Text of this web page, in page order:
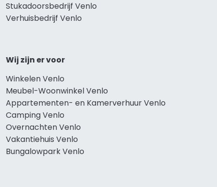
Stukadoorsbedrijf Venlo
Verhuisbedrijf Venlo
Wij zijn er voor
Winkelen Venlo
Meubel-Woonwinkel Venlo
Appartementen- en Kamerverhuur Venlo
Camping Venlo
Overnachten Venlo
Vakantiehuis Venlo
Bungalowpark Venlo